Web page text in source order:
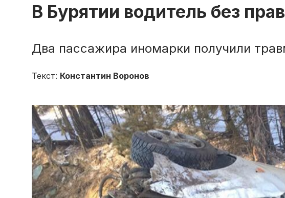
В Бурятии водитель без
Два пассажира иномарки получили
Текст: Константин Воронов